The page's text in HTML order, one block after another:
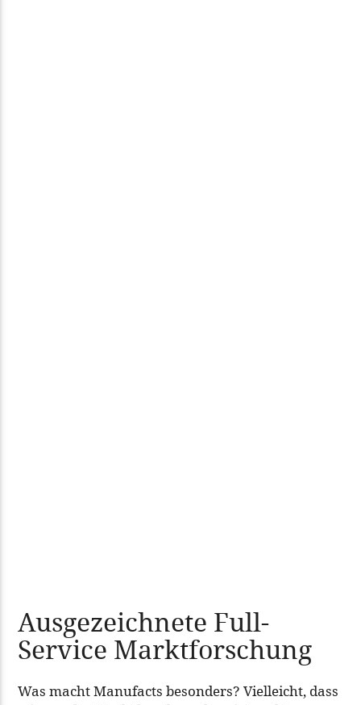
Ausgezeichnete Full-
Service Marktforschung
Was macht Manufacts besonders? Vielleicht, dass